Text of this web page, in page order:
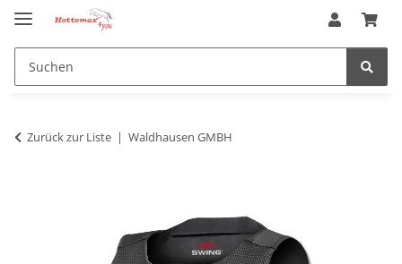
Zurück zur Liste Waldhausen GMBH